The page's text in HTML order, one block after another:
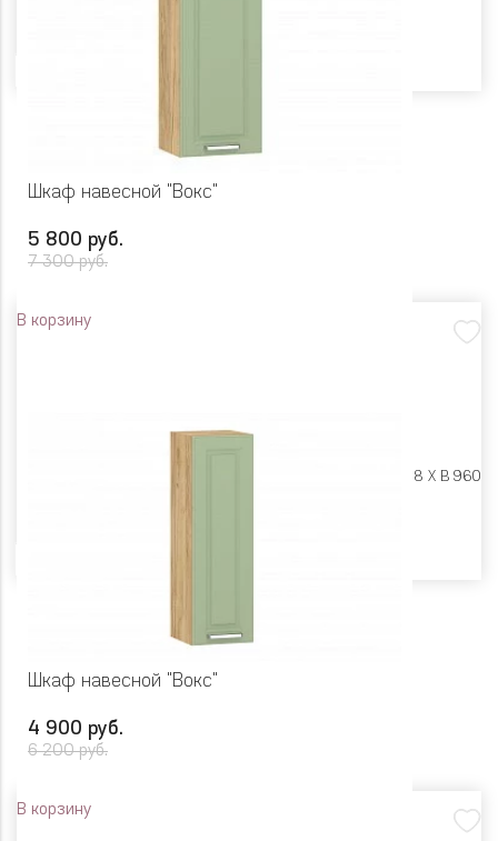
Шкаф навесной "Вокс"
5 800 руб.
7 300 руб.
В корзину
Ш 400 X Г 318 X В 960
Шкаф навесной "Вокс"
4 900 руб.
6 200 руб.
В корзину